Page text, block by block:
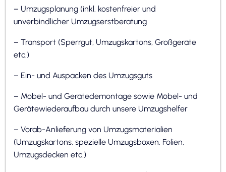
– Umzugsplanung (inkl. kostenfreier und
unverbindlicher Umzugserstberatung
– Transport (Sperrgut, Umzugskartons, Großgeräte
etc.)
– Ein- und Auspacken des Umzugsguts
– Möbel- und Gerätedemontage sowie Möbel- und
Gerätewiederaufbau durch unsere Umzugshelfer
– Vorab-Anlieferung von Umzugsmaterialien
(Umzugskartons, spezielle Umzugsboxen, Folien,
Umzugsdecken etc.)